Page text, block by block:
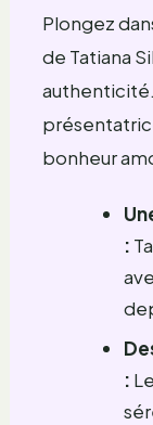
Plongez
de Tatiana
bonheur
:
: